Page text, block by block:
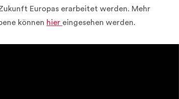
Europas erarbeitet werden. Mehr
können hier eingesehen werden.